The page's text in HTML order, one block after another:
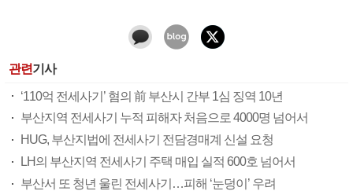
관련기사
‘110억 전세사기’ 혐의 前 부산시 간부 1심 징역 10년
부산지역 전세사기 누적 피해자 처음으로 4000명 넘어서
HUG, 부산지법에 전세사기 전담경매계 신설 요청
LH의 부산지역 전세사기 주택 매입 실적 600호 넘어서
부산서 또 청년 울린 전세사기…피해 ‘눈덩이’ 우려